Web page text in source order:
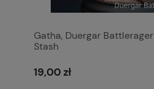
Gatha, Duergar
Stash
19,00 zł